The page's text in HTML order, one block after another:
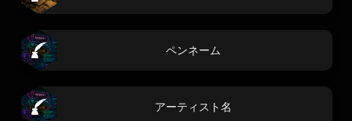
ペンネーム
アーティスト名